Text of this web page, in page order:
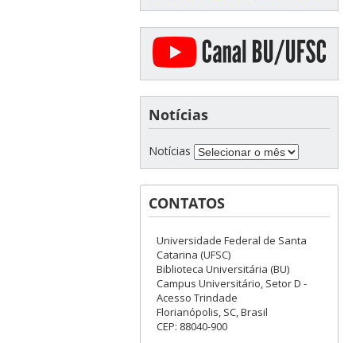
Notícias
Notícias
CONTATOS
Universidade Federal de Santa
Catarina (UFSC)
Biblioteca Universitária (BU)
Campus Universitário, Setor D -
Acesso Trindade
Florianópolis, SC, Brasil
CEP: 88040-900